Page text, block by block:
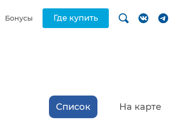
Бонусы Где купить
Список На карте